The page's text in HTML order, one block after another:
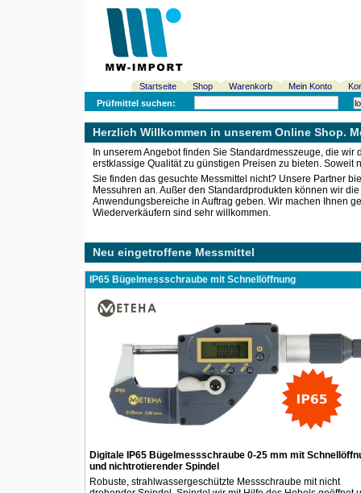
Startseite Shop Warenkorb Mein Konto
Prüfmittel suchen:
Herzlich Willkommen in unserem Online Shop.
In unserem Angebot finden Sie Standardmesszeuge, die
erstklassige Qualität zu günstigen Preisen zu bieten.
Sie finden das gesuchte Messmittel nicht? Unsere Partner
Messuhren an. Außer den Standardprodukten können wir
Anwendungsbereiche in Auftrag geben. Wir machen Ihnen
Wiederverkäufern sind sehr willkommen.
Neu eingetroffene Messmittel
IP65 Bügelmessschraube mit Schnellöffnung
Digitale IP65 Bügelmessschraube 0-25 mm mit
und nichtrotierender Spindel
Robuste, strahlwassergeschützte Messschraube mit nicht